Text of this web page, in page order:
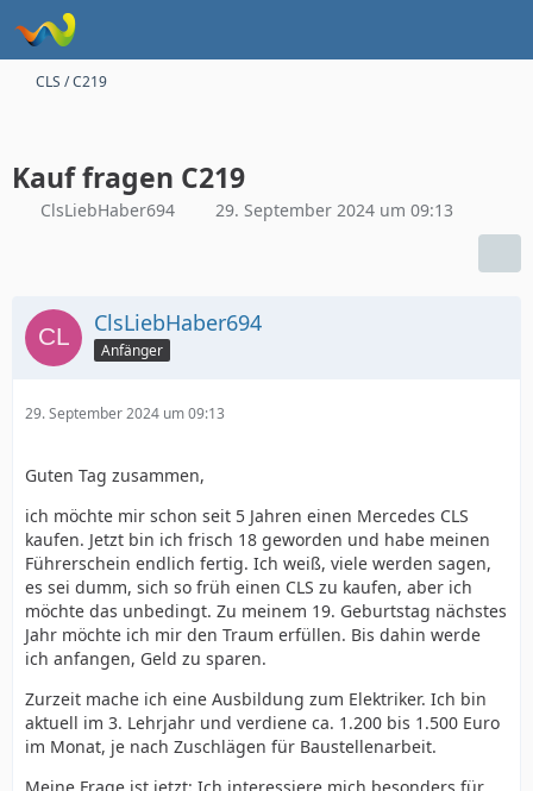
CLS / C219
Kauf fragen C219
ClsLiebHaber694 29. September 2024 um 09:13
ClsLiebHaber694
Anfänger
29. September 2024 um 09:13
Guten Tag zusammen,
ich möchte mir schon seit 5 Jahren einen Mercedes CLS
kaufen. Jetzt bin ich frisch 18 geworden und habe meinen
Führerschein endlich fertig. Ich weiß, viele werden sagen,
es sei dumm, sich so früh einen CLS zu kaufen, aber ich
möchte das unbedingt. Zu meinem 19. Geburtstag nächstes
Jahr möchte ich mir den Traum erfüllen. Bis dahin werde
ich anfangen, Geld zu sparen.
Zurzeit mache ich eine Ausbildung zum Elektriker. Ich bin
aktuell im 3. Lehrjahr und verdiene ca. 1.200 bis 1.500 Euro
im Monat, je nach Zuschlägen für Baustellenarbeit.